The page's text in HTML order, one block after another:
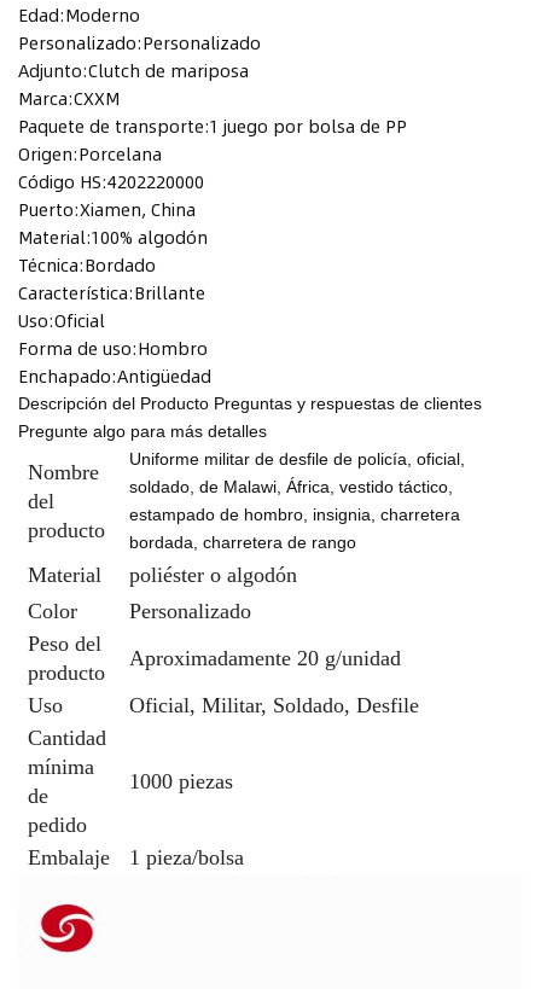
Edad:Moderno
Personalizado:Personalizado
Adjunto:Clutch de mariposa
Marca:CXXM
Paquete de transporte:1 juego por bolsa de PP
Origen:Porcelana
Código HS:4202220000
Puerto:Xiamen, China
Material:100% algodón
Técnica:Bordado
Característica:Brillante
Uso:Oficial
Forma de uso:Hombro
Enchapado:Antigüedad
Descripción del Producto Preguntas y respuestas de clientes
Pregunte algo para más detalles
Nombre
del
producto
Uniforme militar de desfile de policía, oficial,
soldado, de Malawi, África, vestido táctico,
estampado de hombro, insignia, charretera
bordada, charretera de rango
Material
poliéster o algodón
Color
Personalizado
Peso del
producto
Aproximadamente 20 g/unidad
Uso
Oficial, Militar, Soldado, Desfile
Cantidad
mínima
de
pedido
1000 piezas
Embalaje 1 pieza/bolsa